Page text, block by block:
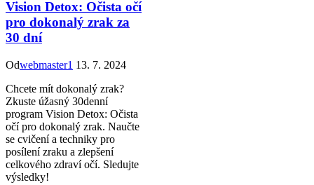
Vision Detox: Očista očí
pro dokonalý zrak za
30 dní
Odwebmaster1 13. 7. 2024
Chcete mít dokonalý zrak?
Zkuste úžasný 30denní
program Vision Detox: Očista
očí pro dokonalý zrak. Naučte
se cvičení a techniky pro
posílení zraku a zlepšení
celkového zdraví očí. Sledujte
výsledky!